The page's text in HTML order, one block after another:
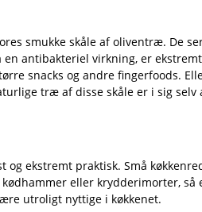
smukke skåle af oliventræ. De
antibakteriel virkning, er
snacks og andre fingerfoods.
træ af disse skåle er i sig selv
ekstremt praktisk. Små
eller krydderimorter, så
utroligt nyttige i køkkenet.